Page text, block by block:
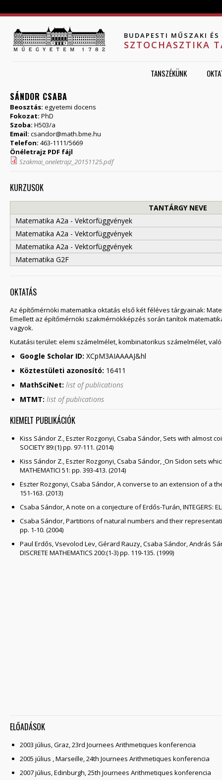
BUDAPESTI MŰSZAKI
SZTOCHASZTIKA
TANSZÉKÜNK
SÁNDOR CSABA
Beosztás: egyetemi docens
Fokozat: PhD
Szoba: H503/a
Email: csandor@math.bme.hu
Telefon: 463-1111/5669
Önéletrajz PDF fájl
Szakmai_oneletrajz_20151125.pdf
KURZUSOK
TANTÁRGY NEVE
Matematika A2a - Vektorfüggvények
Matematika A2a - Vektorfüggvények
Matematika A2a - Vektorfüggvények
Matematika G2F
OKTATÁS
Az építőmérnöki matematika oktatás első két féléves tárgyainak:
Emellett az építőmérnöki szakmérnökképzés során tanítok
vagyok.
Kutatási terület: elemi számelmélet, kombinatorikus számelmélet,
Google Scholar ID: XCpM3AIAAAAJ&hl
Köztestületi azonosító: 16411
MathSciNet: list of publications
MTMT: list of publications
KIEMELT PUBLIKÁCIÓK
Kiss Sándor Z., Eszter Rozgonyi, Csaba Sándor, Sets with almost
SOCIETY 89:(1)pp. 97-111. (2014)
Kiss Sándor Z., Eszter Rozgonyi, Csaba Sándor, On Sidon sets
MATHEMATICI 51: pp. 393-413. (2014)
Eszter Rozgonyi, Csaba Sándor, A converse to an extension of a
151-163. (2013)
Csaba Sándor, A note on a conjecture of Erdős-Turán,INTEGERS:
Csaba Sándor, Partitions of natural numbers and their
pp. 1-10. (2004)
Paul Erdős, Vsevolod Lev, Gérard Rauzy, Csaba Sándor, András
DISCRETE MATHEMATICS 200:(1-3)pp. 119-135. (1999)
ELŐADÁSOK
2003 július, Graz, 23rd Journees Arithmetiques konferencia
2005 július , Marseille, 24th Journees Arithmetiques konferencia
2007 július, Edinburgh, 25th Journees Arithmetiques konferencia